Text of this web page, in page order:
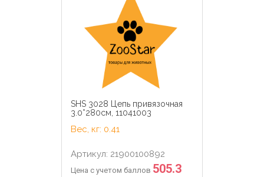
SHS 3028 Цепь привязочная
3.0*280см, 11041003
Вес, кг: 0.41
Артикул: 21900100892
Цена с учетом баллов 505.3